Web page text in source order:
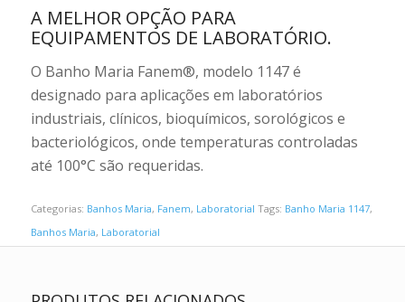
A MELHOR OPÇÃO PARA
EQUIPAMENTOS DE LABORATÓRIO.
O Banho Maria Fanem®, modelo 1147 é
designado para aplicações em laboratórios
industriais, clínicos, bioquímicos, sorológicos e
bacteriológicos, onde temperaturas controladas
até 100°C são requeridas.
Categorias: Banhos Maria, Fanem, Laboratorial Tags: Banho Maria 1147,
Banhos Maria, Laboratorial